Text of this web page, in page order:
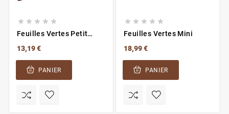
    
Feuilles Vertes Petit
13,19 €
PANIER
    
Feuilles Vertes Mini
18,99 €
PANIER